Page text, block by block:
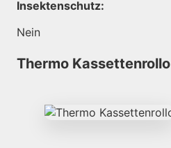
Insektenschutz:
Nein
Thermo Kassettenrollo